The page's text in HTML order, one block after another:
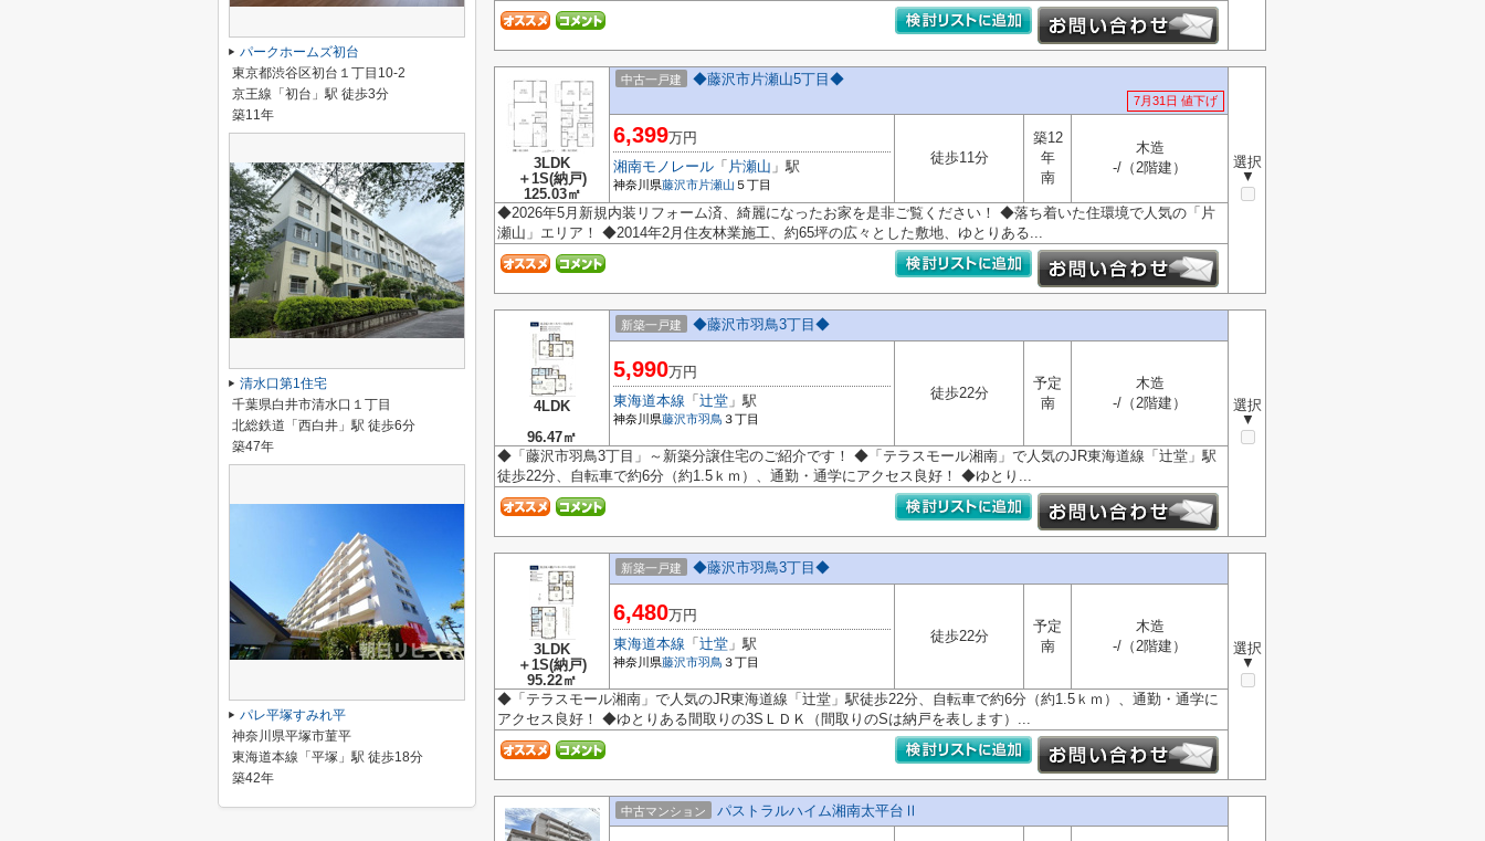
3LDK
＋1S(納戸)
125.03㎡
中古一戸建 ◆藤沢市片瀬山5丁目◆
7月31日 値下げ
選択
▼
6,399万円
湘南モノレール 「 片瀬山 」駅
神奈川県藤沢市片瀬山 ５丁目
徒歩11分
築12
年
南
木造
-/（2階建）
◆2026年5月新規内装リフォーム済、綺麗になったお家を是非ご覧ください！ ◆落ち着いた住環境で人気の「片
瀬山」エリア！ ◆2014年2月住友林業施工、約65坪の広々とした敷地、ゆとりある...
4LDK
96.47㎡
新築一戸建 ◆藤沢市羽鳥3丁目◆
選択
▼
5,990万円
東海道本線 「 辻堂 」駅
神奈川県藤沢市羽鳥 ３丁目
徒歩22分
予定
南
木造
-/（2階建）
◆「藤沢市羽鳥3丁目」～新築分譲住宅のご紹介です！ ◆「テラスモール湘南」で人気のJR東海道線「辻堂」駅
徒歩22分、自転車で約6分（約1.5ｋｍ）、通勤・通学にアクセス良好！ ◆ゆとり...
3LDK
＋1S(納戸)
95.22㎡
新築一戸建 ◆藤沢市羽鳥3丁目◆
選択
▼
6,480万円
東海道本線 「 辻堂 」駅
神奈川県藤沢市羽鳥 ３丁目
徒歩22分
予定
南
木造
-/（2階建）
◆「テラスモール湘南」で人気のJR東海道線「辻堂」駅徒歩22分、自転車で約6分（約1.5ｋｍ）、通勤・通学に
アクセス良好！ ◆ゆとりある間取りの3SＬＤＫ（間取りのSは納戸を表します）...
中古マンション パストラルハイム湘南太平台Ⅱ
パークホームズ初台
東京都渋谷区初台１丁目10-2
京王線「初台」駅 徒歩3分
築11年
清水口第1住宅
千葉県白井市清水口１丁目
北総鉄道「西白井」駅 徒歩6分
築47年
パレ平塚すみれ平
神奈川県平塚市菫平
東海道本線「平塚」駅 徒歩18分
築42年